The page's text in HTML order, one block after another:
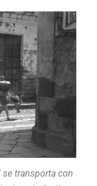
se transporta con